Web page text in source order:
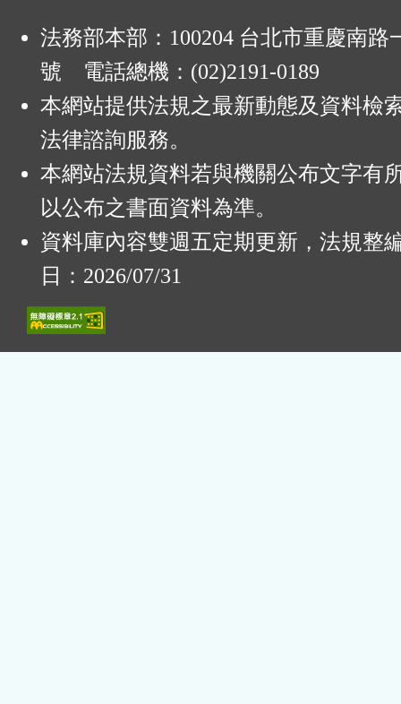
法務部本部：100204 台北市重慶南路
號 電話總機：(02)2191-0189
本網站提供法規之最新動態及資料檢
法律諮詢服務。
本網站法規資料若與機關公布文字有
以公布之書面資料為準。
資料庫內容雙週五定期更新，法規整
日：2026/07/31